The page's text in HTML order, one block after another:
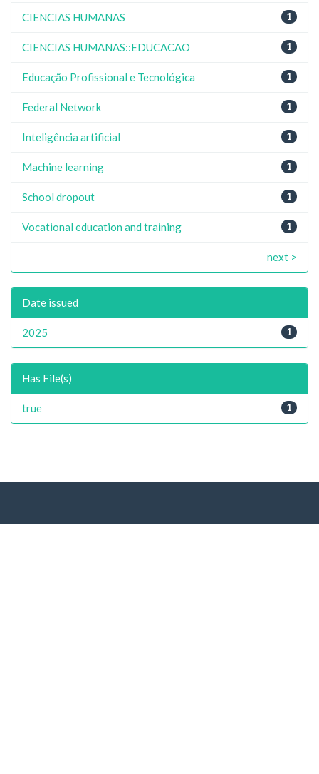
1
CIENCIAS HUMANAS
1
CIENCIAS HUMANAS::EDUCACAO
1
Educação Profissional e Tecnológica
1
Federal Network
1
Inteligência artificial
1
Machine learning
1
School dropout
1
Vocational education and training
next >
Date issued
1
2025
Has File(s)
1
true